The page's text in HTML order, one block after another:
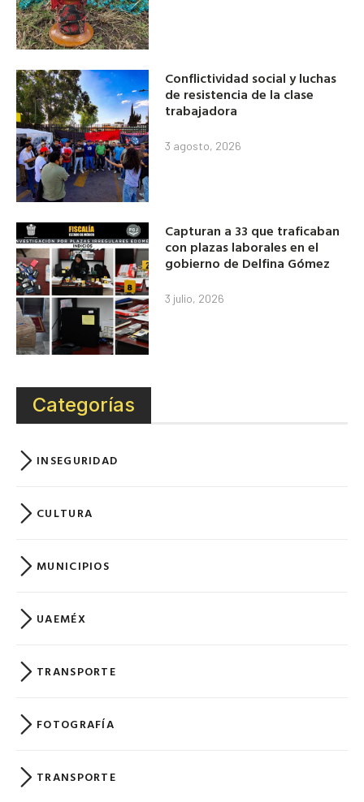
Conflictividad social y luchas
de resistencia de la clase
trabajadora
3 agosto, 2026
Capturan a 33 que traficaban
con plazas laborales en el
gobierno de Delfina Gómez
3 julio, 2026
Categorías
INSEGURIDAD
CULTURA
MUNICIPIOS
UAEMÉX
TRANSPORTE
FOTOGRAFÍA
TRANSPORTE